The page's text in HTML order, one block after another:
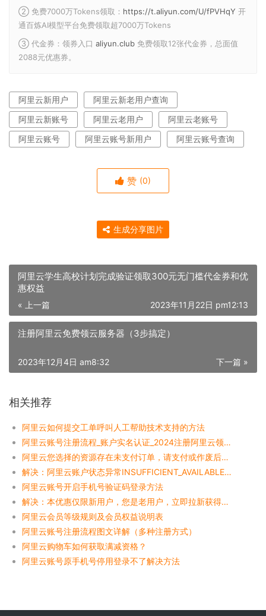
② 免费7000万Tokens领取： https://t.aliyun.com/U/fPVHqY 开
通百炼AI模型平台免费领取超7000万Tokens
③ 代金券：领券入口 aliyun.club 免费领取12张代金券，总面值
2088元优惠券。
阿里云新用户
阿里云新老用户查询
阿里云新账号
阿里云老用户
阿里云老账号
阿里云账号
阿里云账号新用户 阿里云账号查询
赞 (0)
生成分享图片
阿里云学生高校计划完成验证领取300元无门槛代金券和优
惠权益
« 上一篇 2023年11月22日 pm12:13
注册阿里云免费领云服务器（3步搞定）
下一篇 »
2023年12月4日 am8:32
相关推荐
阿里云如何提交工单呼叫人工帮助技术支持的方法
阿里云账号注册流程_账户实名认证_2024注册阿里云领优惠券
阿里云您选择的资源存在未支付订单，请支付或作废后再下单！
解决：阿里云账户状态异常INSUFFICIENT_AVAILABLE_QUOTA
阿里云账号开启手机号验证码登录方法
解决：本优惠仅限新用户，您是老用户，立即拉新获得4重大奖！
阿里云会员等级规则及会员权益说明表
阿里云账号注册流程图文详解（多种注册方式）
阿里云购物车如何获取满减资格？
阿里云账号原手机号停用登录不了解决方法